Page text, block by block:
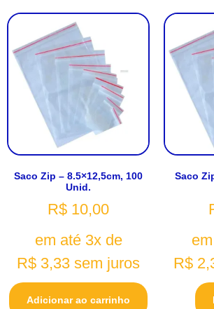
Saco Zip – 8.5×12,5cm, 100
Unid.
R$ 10,00
em até 3x de
R$ 3,33 sem juros
Adicionar ao carrinho
Saco
R$